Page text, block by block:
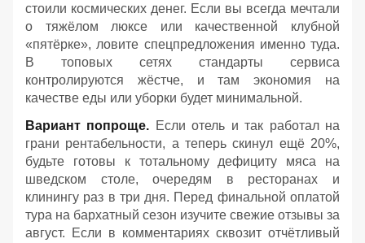
стоили космических денег. Если вы всегда мечтали
о тяжёлом люксе или качественной клубной
«пятёрке», ловите спецпредложения именно туда.
В топовых сетях стандарты сервиса
контролируются жёстче, и там экономия на
качестве еды или уборки будет минимальной.
Вариант попроще. Если отель и так работал на
грани рентабельности, а теперь скинул ещё 20%,
будьте готовы к тотальному дефициту мяса на
шведском столе, очередям в ресторанах и
клинингу раз в три дня. Перед финальной оплатой
тура на бархатный сезон изучите свежие отзывы за
август. Если в комментариях сквозит отчётливый